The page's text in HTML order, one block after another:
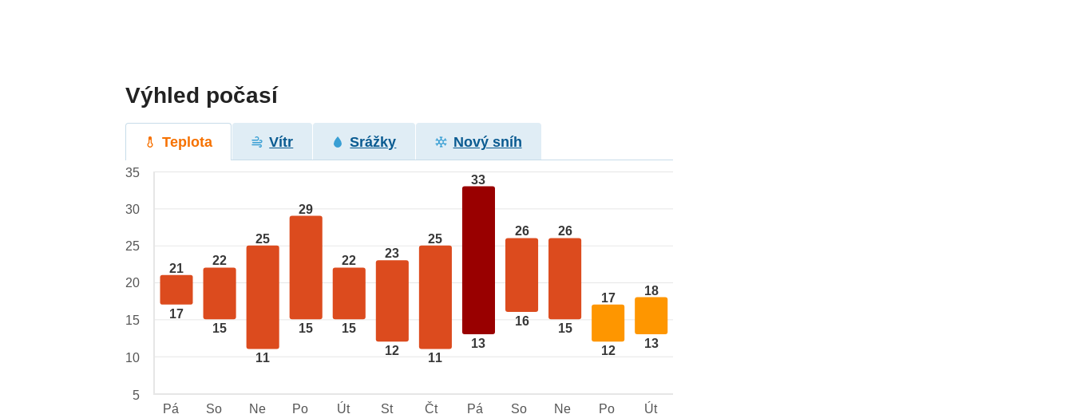
Výhled počasí
Teplota Vítr Srážky Nový sníh
21
17
22
15
25
11
29
15
22
15
23
12
25
11
33
13
26
16
26
15
17
12
18
13
35
30
25
20
15
10
5
Pá
So Ne Po Út St Čt Pá So Ne Po Út